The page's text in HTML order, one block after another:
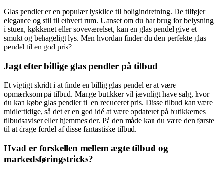
Glas pendler er en populær lyskilde til boligindretning. De tilføjer
elegance og stil til ethvert rum. Uanset om du har brug for belysning
i stuen, køkkenet eller soveværelset, kan en glas pendel give et
smukt og behageligt lys. Men hvordan finder du den perfekte glas
pendel til en god pris?
Jagt efter billige glas pendler på tilbud
Et vigtigt skridt i at finde en billig glas pendel er at være
opmærksom på tilbud. Mange butikker vil jævnligt have salg, hvor
du kan købe glas pendler til en reduceret pris. Disse tilbud kan være
midlertidige, så det er en god idé at være opdateret på butikkernes
tilbudsaviser eller hjemmesider. På den måde kan du være den første
til at drage fordel af disse fantastiske tilbud.
Hvad er forskellen mellem ægte tilbud og
markedsføringstricks?